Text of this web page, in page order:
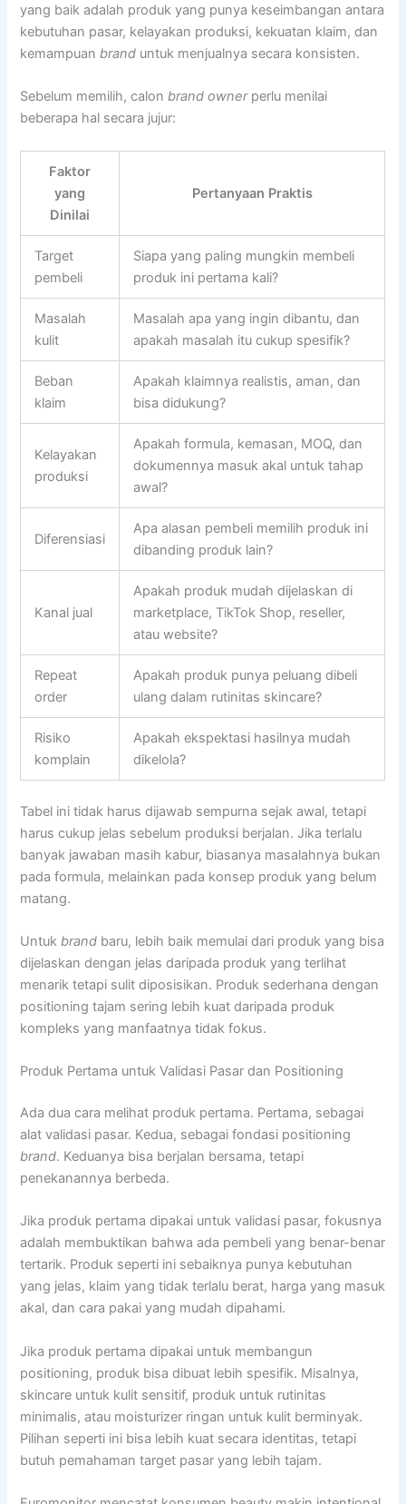
yang baik adalah produk yang punya keseimbangan antara
kebutuhan pasar, kelayakan produksi, kekuatan klaim, dan
kemampuanbrand untuk menjualnya secara konsisten.
Sebelum memilih, calonbrand ownerperlu menilai
beberapa hal secara jujur:
Faktor
yang
Dinilai
Pertanyaan Praktis
Target
pembeli
Siapa yang paling mungkin membeli
produk ini pertama kali?
Masalah
kulit
Masalah apa yang ingin dibantu, dan
apakah masalah itu cukup spesifik?
Beban
klaim
Apakah klaimnya realistis, aman, dan
bisa didukung?
Kelayakan
produksi
Apakah formula, kemasan, MOQ, dan
dokumennya masuk akal untuk tahap
awal?
Diferensiasi
Apa alasan pembeli memilih produk ini
dibanding produk lain?
Kanal jual
Apakah produk mudah dijelaskan di
marketplace, TikTok Shop, reseller,
atau website?
Repeat
order
Apakah produk punya peluang dibeli
ulang dalam rutinitas skincare?
Risiko
komplain
Apakah ekspektasi hasilnya mudah
dikelola?
Tabel ini tidak harus dijawab sempurna sejak awal, tetapi
harus cukup jelas sebelum produksi berjalan. Jika terlalu
banyak jawaban masih kabur, biasanya masalahnya bukan
pada formula, melainkan pada konsep produk yang belum
matang.
Untukbrand baru, lebih baik memulai dari produk yang bisa
dijelaskan dengan jelas daripada produk yang terlihat
menarik tetapi sulit diposisikan. Produk sederhana dengan
positioning tajam sering lebih kuat daripada produk
kompleks yang manfaatnya tidak fokus.
Produk Pertama untuk Validasi Pasar dan Positioning
Ada dua cara melihat produk pertama. Pertama, sebagai
alat validasi pasar. Kedua, sebagai fondasi positioning
brand. Keduanya bisa berjalan bersama, tetapi
penekanannya berbeda.
Jika produk pertama dipakai untuk validasi pasar, fokusnya
adalah membuktikan bahwa ada pembeli yang benar-benar
tertarik. Produk seperti ini sebaiknya punya kebutuhan
yang jelas, klaim yang tidak terlalu berat, harga yang masuk
akal, dan cara pakai yang mudah dipahami.
Jika produk pertama dipakai untuk membangun
positioning, produk bisa dibuat lebih spesifik. Misalnya,
skincare untuk kulit sensitif, produk untuk rutinitas
minimalis, atau moisturizer ringan untuk kulit berminyak.
Pilihan seperti ini bisa lebih kuat secara identitas, tetapi
butuh pemahaman target pasar yang lebih tajam.